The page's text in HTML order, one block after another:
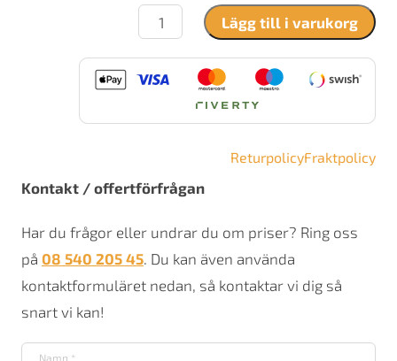
Brunner
BKH
plan
42/50
Lägg till i varukorg
ReturpolicyFraktpolicy
Kontakt / offertförfrågan
Har du frågor eller undrar du om priser? Ring oss
på 08 540 205 45. Du kan även använda
kontaktformuläret nedan, så kontaktar vi dig så
snart vi kan!